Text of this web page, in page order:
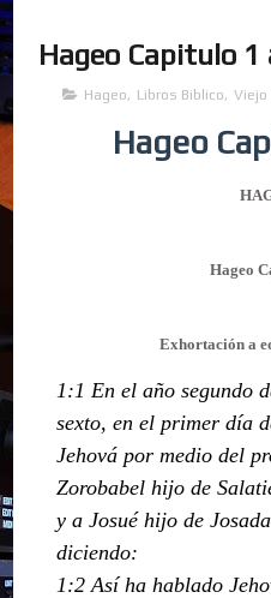
Hageo Capitulo 1
Hageo, Libros Biblico,
Hageo
Hageo
Exhortación a
1:1 En el año segundo
sexto, en el primer día
Jehová por medio del
Zorobabel hijo de
y a Josué hijo de
diciendo:
1:2 Así ha hablado